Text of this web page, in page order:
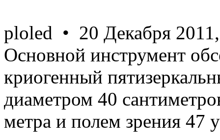
ploled • 20 Декабря
Основной инструмент
криогенный
диаметром 40
метра и полем зрения 47